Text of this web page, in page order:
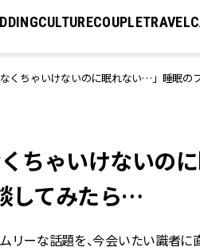
CULTURECOUPLETRAVEL
くちゃいけないのに眠れない…」睡眠
ちゃいけないの
してみたら…
リーな話題を、今会いたい識者